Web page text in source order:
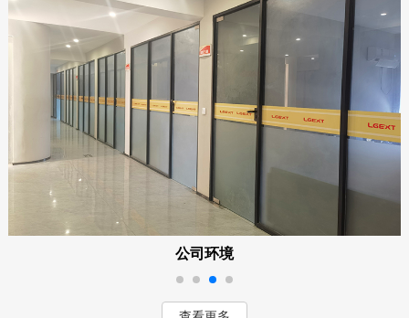
公司环境